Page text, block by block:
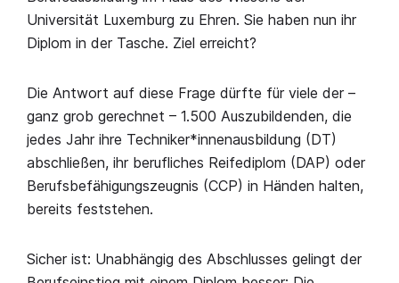
Universität Luxemburg zu Ehren. Sie haben nun ihr
Diplom in der Tasche. Ziel erreicht?
Die Antwort auf diese Frage dürfte für viele der –
ganz grob gerechnet – 1.500 Auszubildenden, die
jedes Jahr ihre Techniker*innenausbildung (DT)
abschließen, ihr berufliches Reifediplom (DAP) oder
Berufsbefähigungszeugnis (CCP) in Händen halten,
bereits feststehen.
Sicher ist: Unabhängig des Abschlusses gelingt der